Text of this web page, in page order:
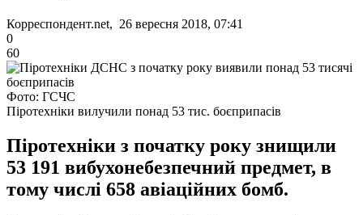
Корреспондент.net, 26 вересня 2018, 07:41
0
60
Фото: ГСЧС
Піротехніки вилучили понад 53 тис. боєприпасів
Піротехніки з початку року знищили
53 191 вибухонебезпечний предмет, в
тому числі 658 авіаційних бомб.